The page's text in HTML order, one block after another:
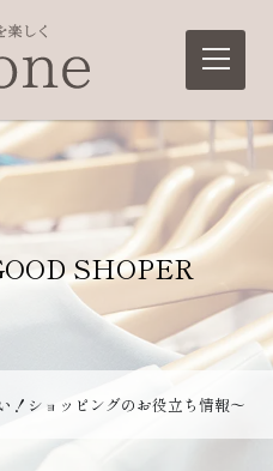
SHOPER
！ショッピングのお役立ち情報～